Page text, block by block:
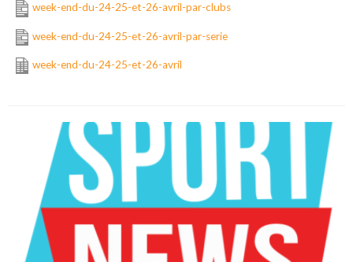
week-end-du-24-25-et-26-avril-par-clubs
week-end-du-24-25-et-26-avril-par-serie
week-end-du-24-25-et-26-avril